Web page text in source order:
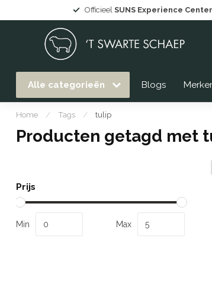
Officieel SUNS Experience Center
Alle categorieën Blogs
Home / Tags / tulip
Producten getagd met
Prijs
Min Max